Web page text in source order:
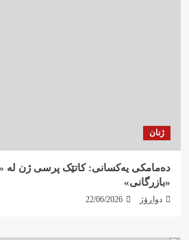
ژنان
دەمامکی یەکسانی: کاتێک پرسی ژن لە
«بازرگانی»
دواڕۆژ 22/06/2026